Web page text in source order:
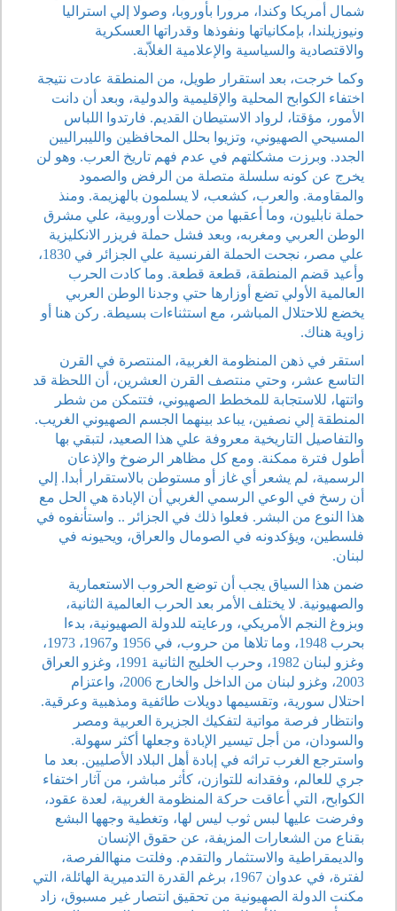
شمال أمريكا وكندا، مرورا بأوروبا، وصولا إلي استراليا
ونيوزيلندا، بإمكانياتها ونفوذها وقدراتها العسكرية
والاقتصادية والسياسية والإعلامية الغلاّبة.
وكما خرجت، بعد استقرار طويل، من المنطقة عادت نتيجة
اختفاء الكوابح المحلية والإقليمية والدولية، وبعد أن دانت
الأمور، مؤقتا، لرواد الاستيطان القديم. فارتدوا اللباس
المسيحي الصهيوني، وتزيوا بحلل المحافظين والليبراليين
الجدد. وبرزت مشكلتهم في عدم فهم تاريخ العرب. وهو لن
يخرج عن كونه سلسلة متصلة من الرفض والصمود
والمقاومة. والعرب، كشعب، لا يسلمون بالهزيمة. ومنذ
حملة نابليون، وما أعقبها من حملات أوروبية، علي مشرق
الوطن العربي ومغربه، وبعد فشل حملة فريزر الانكليزية
علي مصر، نجحت الحملة الفرنسية علي الجزائر في 1830،
وأعيد قضم المنطقة، قطعة قطعة. وما كادت الحرب
العالمية الأولي تضع أوزارها حتي وجدنا الوطن العربي
يخضع للاحتلال المباشر، مع استثناءات بسيطة. ركن هنا أو
زاوية هناك.
استقر في ذهن المنظومة الغربية، المنتصرة في القرن
التاسع عشر، وحتي منتصف القرن العشرين، أن اللحظة قد
واتتها، للاستجابة للمخطط الصهيوني، فتتمكن من شطر
المنطقة إلي نصفين، يباعد بينهما الجسم الصهيوني الغريب.
والتفاصيل التاريخية معروفة علي هذا الصعيد، لتبقي بها
أطول فترة ممكنة. ومع كل مظاهر الرضوخ والإذعان
الرسمية، لم يشعر أي غاز أو مستوطن بالاستقرار أبدا. إلي
أن رسخ في الوعي الرسمي الغربي أن الإبادة هي الحل مع
هذا النوع من البشر. فعلوا ذلك في الجزائر .. واستأنفوه في
فلسطين، ويؤكدونه في الصومال والعراق، ويحيونه في
لبنان.
ضمن هذا السياق يجب أن توضع الحروب الاستعمارية
والصهيونية. لا يختلف الأمر بعد الحرب العالمية الثانية،
وبزوغ النجم الأمريكي، ورعايته للدولة الصهيونية، بدءا
بحرب 1948، وما تلاها من حروب، في 1956 و1967، 1973،
وغزو لبنان 1982، وحرب الخليج الثانية 1991، وغزو العراق
2003، وغزو لبنان من الداخل والخارج 2006، واعتزام
احتلال سورية، وتقسيمها دويلات طائفية ومذهبية وعرقية.
وانتظار فرصة مواتية لتفكيك الجزيرة العربية ومصر
والسودان، من أجل تيسير الإبادة وجعلها أكثر سهولة.
واسترجع الغرب تراثه في إبادة أهل البلاد الأصليين. بعد ما
جري للعالم، وفقدانه للتوازن، كأثر مباشر، من آثار اختفاء
الكوابح، التي أعاقت حركة المنظومة الغربية، لعدة عقود،
وفرضت عليها لبس ثوب ليس لها، وتغطية وجهها البشع
بقناع من الشعارات المزيفة، عن حقوق الإنسان
والديمقراطية والاستثمار والتقدم. وفلتت منهاالفرصة،
لفترة، في عدوان 1967، برغم القدرة التدميرية الهائلة، التي
مكنت الدولة الصهيونية من تحقيق انتصار غير مسبوق، زاد